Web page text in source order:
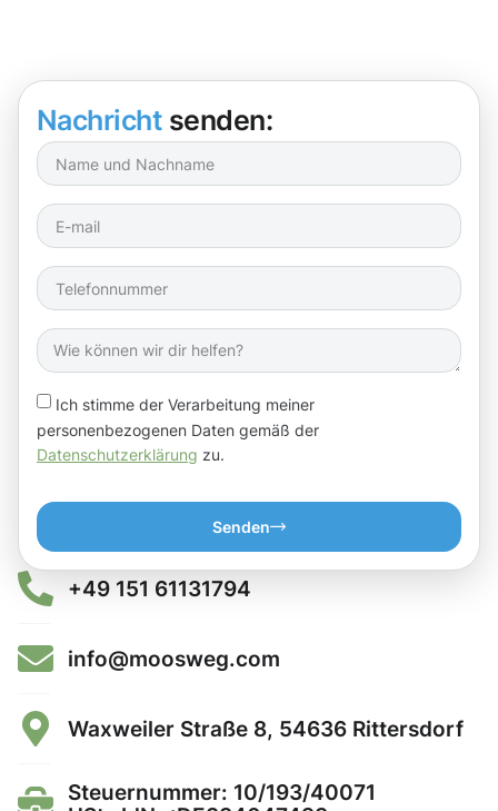
Nachricht senden:
Ich stimme der Verarbeitung meiner
personenbezogenen Daten gemäß der
Datenschutzerklärung zu.
Senden
+49 151 61131794
info@moosweg.com
Waxweiler Straße 8, 54636 Rittersdorf
Steuernummer: 10/193/40071